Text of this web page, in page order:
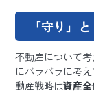
「守り」
不動産について
にバラバラに考
動産戦略は資産